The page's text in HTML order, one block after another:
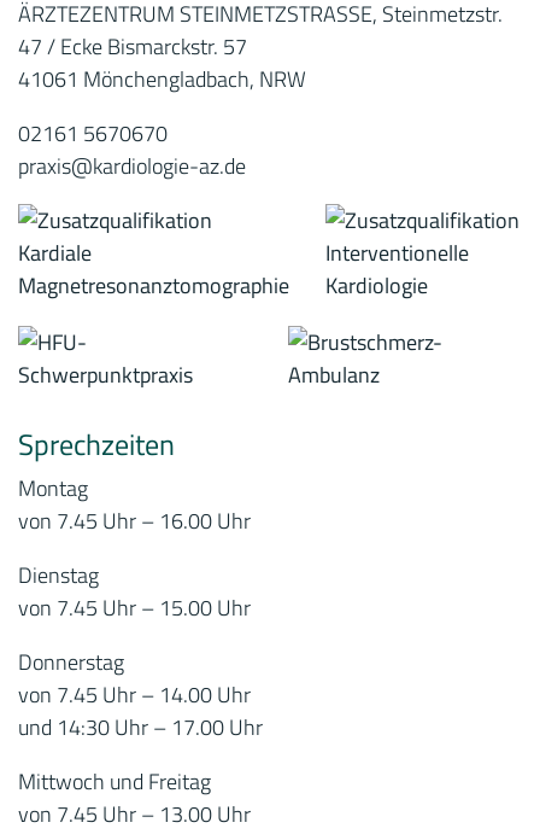
ÄRZTEZENTRUM STEINMETZSTRASSE, Steinmetzstr.
47 / Ecke Bismarckstr. 57
41061 Mönchengladbach, NRW
02161 5670670
praxis@kardiologie-az.de
Sprechzeiten
Montag
von 7.45 Uhr – 16.00 Uhr
Dienstag
von 7.45 Uhr – 15.00 Uhr
Donnerstag
von 7.45 Uhr – 14.00 Uhr
und 14:30 Uhr – 17.00 Uhr
Mittwoch und Freitag
von 7.45 Uhr – 13.00 Uhr